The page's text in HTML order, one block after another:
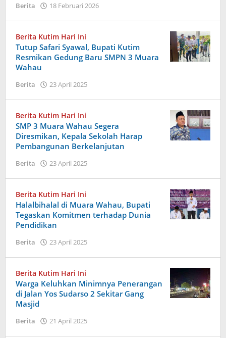
Berita 18 Februari 2026
Berita Kutim Hari Ini
Tutup Safari Syawal, Bupati Kutim
Resmikan Gedung Baru SMPN 3 Muara
Wahau
Berita 23 April 2025
Berita Kutim Hari Ini
SMP 3 Muara Wahau Segera
Diresmikan, Kepala Sekolah Harap
Pembangunan Berkelanjutan
Berita 23 April 2025
Berita Kutim Hari Ini
Halalbihalal di Muara Wahau, Bupati
Tegaskan Komitmen terhadap Dunia
Pendidikan
Berita 23 April 2025
Berita Kutim Hari Ini
Warga Keluhkan Minimnya Penerangan
di Jalan Yos Sudarso 2 Sekitar Gang
Masjid
Berita 21 April 2025